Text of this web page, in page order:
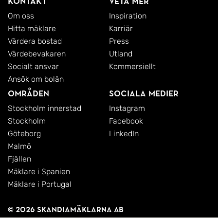
Välkommen hit - risken är att du kanske aldrig går
härifrån igen.
Om oss
Hitta mäklare
Värdera bostad
Värdebevakaren
Socialt ansvar
Ansök om bolån
Inspiration
Karriär
Press
Utland
Kommersiellt
Områden
Stockholm innerstad
Stockholm
Göteborg
Malmö
Fjällen
Mäklare i Spanien
Mäklare i Portugal
Sociala medier
Instagram
Facebook
LinkedIn
© 2026 SkandiaMäklarna AB